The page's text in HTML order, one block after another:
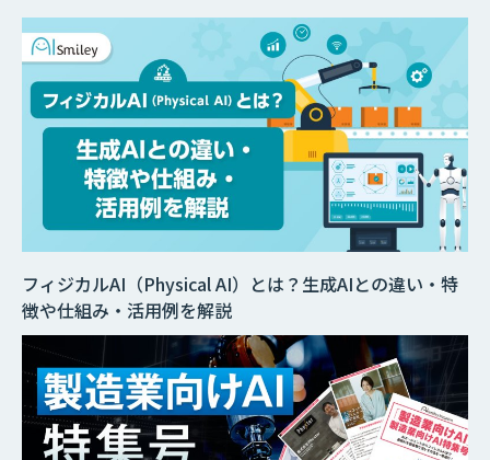
フィジカルAI（Physical AI）とは？生成AIとの違い・特
徴や仕組み・活用例を解説